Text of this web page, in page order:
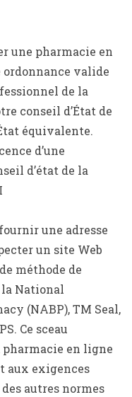
une pharmacie en
ordonnance valide
de la
conseil d’État de
équivalente.
d’une
d’état de la
une adresse
un site Web
méthode de
National
(NABP), TM Seal,
Ce sceau
en ligne
aux exigences
autres normes